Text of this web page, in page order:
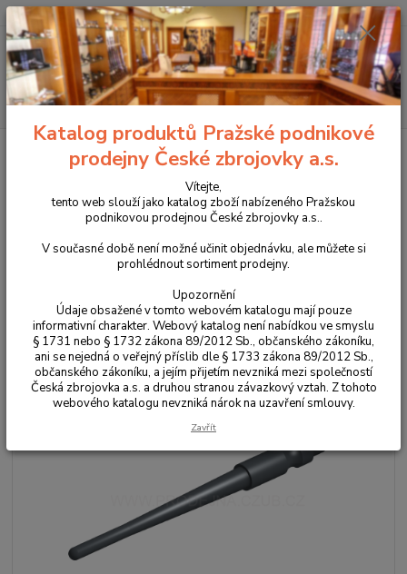
Menu
Hledat
+420 225 375 800
Příslušenství, doplňky a náhradní díly Pro pistole
Colt 1911
Titanový zápalník pro Colt 1911 Government serie 70
Titanový zápalník pro Colt 1911
Government serie 70 .45ACP díl
Katalog produktů Pražské podnikové
prodejny České zbrojovky a.s.
Vítejte,
tento web slouží jako katalog zboží nabízeného Pražskou
podnikovou prodejnou České zbrojovky a.s..
V současné době není možné učinit objednávku, ale můžete si
prohlédnout sortiment prodejny.
Upozornění
Údaje obsažené v tomto webovém katalogu mají pouze
informativní charakter. Webový katalog není nabídkou ve smyslu
§ 1731 nebo § 1732 zákona 89/2012 Sb., občanského zákoníku,
ani se nejedná o veřejný příslib dle § 1733 zákona 89/2012 Sb.,
občanského zákoníku, a jejím přijetím nevzniká mezi společností
Česká zbrojovka a.s. a druhou stranou závazkový vztah. Z tohoto
webového katalogu nevzniká nárok na uzavření smlouvy.
Zavřít